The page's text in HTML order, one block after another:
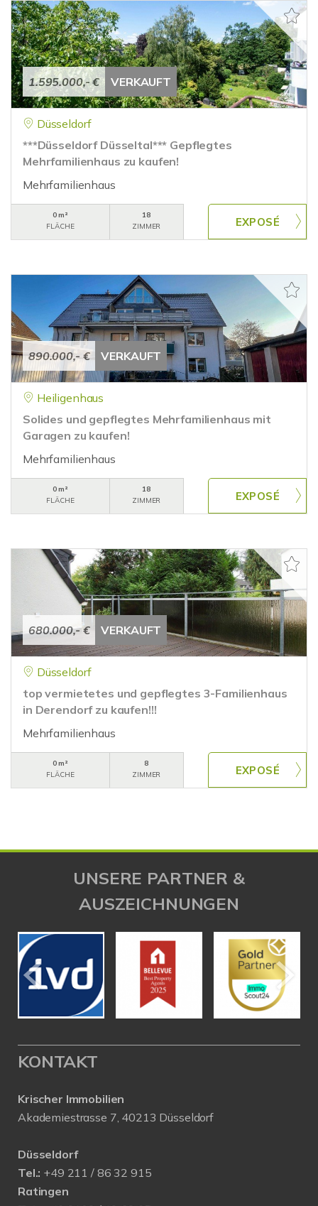
1.595.000,- € VERKAUFT
Düsseldorf
***Düsseldorf Düsseltal*** Gepflegtes
Mehrfamilienhaus zu kaufen!
Mehrfamilienhaus
0 m²
FLÄCHE
18
ZIMMER
890.000,- € VERKAUFT
Heiligenhaus
Solides und gepflegtes Mehrfamilienhaus mit
Garagen zu kaufen!
Mehrfamilienhaus
0 m²
FLÄCHE
18
ZIMMER
680.000,- € VERKAUFT
Düsseldorf
top vermietetes und gepflegtes 3-Familienhaus
in Derendorf zu kaufen!!!
Mehrfamilienhaus
0 m²
FLÄCHE
8
ZIMMER
UNSERE PARTNER &
AUSZEICHNUNGEN
KONTAKT
Krischer Immobilien
Akademiestrasse 7, 40213 Düsseldorf
Düsseldorf
Tel.: +49 211 / 86 32 915
Ratingen